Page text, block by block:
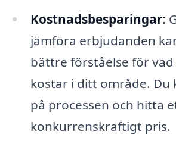
Kostnadsbesparingar:
jämföra erbjudanden
bättre förståelse för
kostar i ditt område. Du
på processen och hitta
konkurrenskraftigt pris.